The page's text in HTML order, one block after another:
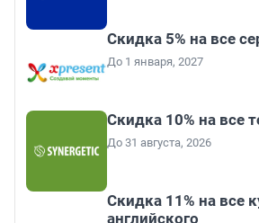
Скидка 5% на все
До 1 января, 2027
Скидка 10% на все
До 31 августа, 2026
Скидка 11% на все
английского